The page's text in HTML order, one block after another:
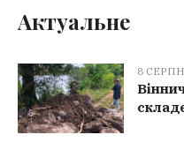
Актуальне
8